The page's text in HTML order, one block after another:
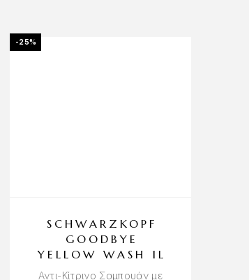
-25%
SCHWARZKOPF
GOODBYE
YELLOW WASH 1L
Αντι-Κίτρινο Σαμπουάν με